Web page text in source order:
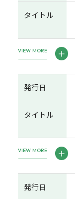
タイトル
VIEW MORE
発行日
タイトル
VIEW MORE
発行日